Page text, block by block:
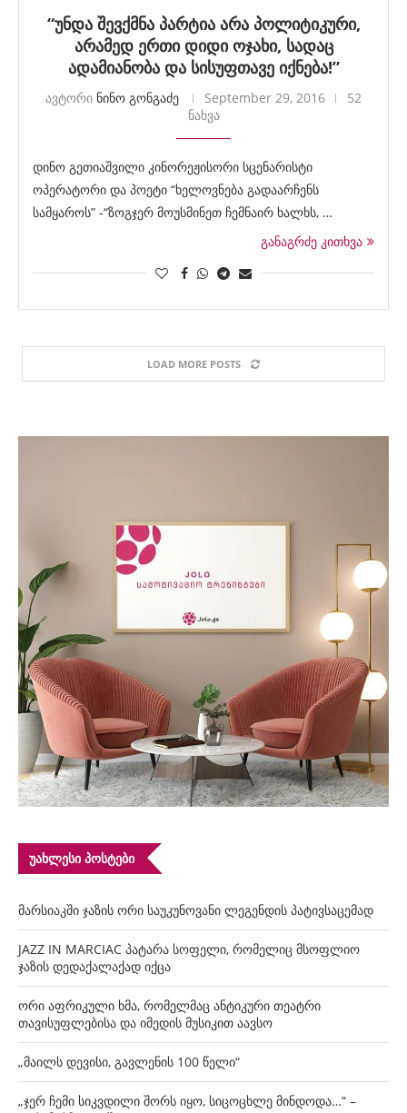
“უნდა შევქმნა პარტია არა პოლიტიკური,
არამედ ერთი დიდი ოჯახი, სადაც
ადამიანობა და სისუფთავე იქნება!”
ავტორი ნინო გონგაძე September 29, 2016
52
ნახვა
დინო გეთიაშვილი კინორეჟისორი სცენარისტი
ოპერატორი და პოეტი “ხელოვნება გადაარჩენს
სამყაროს” -“ზოგჯერ მოუსმინეთ ჩემნაირ ხალხს, …
განაგრძე კითხვა
LOAD MORE POSTS
ᲣᲐᲮᲚᲔᲡᲘ ᲞᲝᲡᲢᲔᲑᲘ
მარსიაკში ჯაზის ორი საუკუნოვანი ლეგენდის პატივსაცემად
JAZZ IN MARCIAC პატარა სოფელი, რომელიც მსოფლიო
ჯაზის დედაქალაქად იქცა
ორი აფრიკული ხმა, რომელმაც ანტიკური თეატრი
თავისუფლებისა და იმედის მუსიკით აავსო
„მაილს დევისი, გავლენის 100 წელი“
„ჯერ ჩემი სიკვდილი შორს იყო, სიცოცხლე მინდოდა…“ –